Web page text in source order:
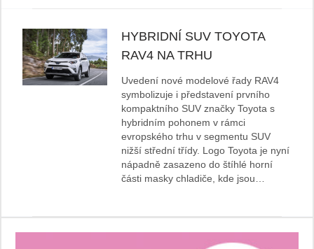
HYBRIDNÍ SUV TOYOTA
RAV4 NA TRHU
Uvedení nové modelové řady RAV4
symbolizuje i představení prvního
kompaktního SUV značky Toyota s
hybridním pohonem v rámci
evropského trhu v segmentu SUV
nižší střední třídy. Logo Toyota je nyní
nápadně zasazeno do štíhlé horní
části masky chladiče, kde jsou…